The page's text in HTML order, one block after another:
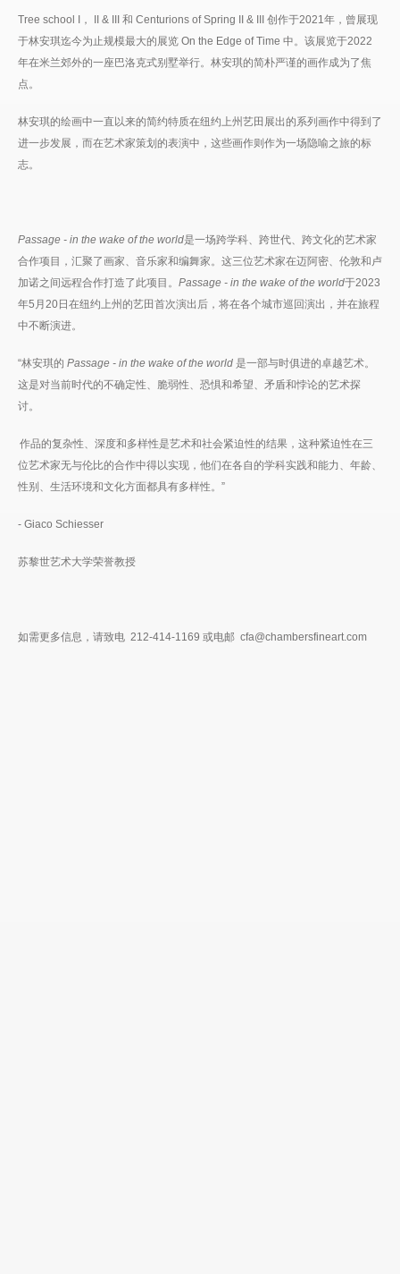
Tree school I， II & III 和 Centurions of Spring II & III 创作于2021年，曾展现
于林安琪迄今为止规模最大的展览 On the Edge of Time 中。该展览于2022
年在米兰郊外的一座巴洛克式别墅举行。林安琪的简朴严谨的画作成为了焦
点。
林安琪的绘画中一直以来的简约特质在纽约上州艺田展出的系列画作中得到了
进一步发展，而在艺术家策划的表演中，这些画作则作为一场隐喻之旅的标
志。
Passage - in the wake of the world是一场跨学科、跨世代、跨文化的艺术家
合作项目，汇聚了画家、音乐家和编舞家。这三位艺术家在迈阿密、伦敦和卢
加诺之间远程合作打造了此项目。 Passage - in the wake of the world于2023
年5月20日在纽约上州的艺田首次演出后，将在各个城市巡回演出，并在旅程
中不断演进。
“林安琪的 Passage - in the wake of the world 是一部与时俱进的卓越艺术。
这是对当前时代的不确定性、脆弱性、恐惧和希望、矛盾和悖论的艺术探
讨。
作品的复杂性、深度和多样性是艺术和社会紧迫性的结果，这种紧迫性在三
位艺术家无与伦比的合作中得以实现，他们在各自的学科实践和能力、年龄、
性别、生活环境和文化方面都具有多样性。”
- Giaco Schiesser
苏黎世艺术大学荣誉教授
如需更多信息，请致电 212-414-1169 或电邮 cfa@chambersfineart.com